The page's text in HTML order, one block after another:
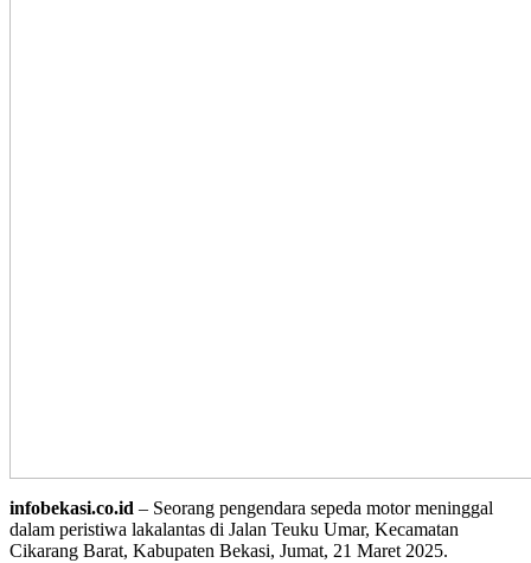
infobekasi.co.id – Seorang pengendara sepeda motor meninggal
dalam peristiwa lakalantas di Jalan Teuku Umar, Kecamatan
Cikarang Barat, Kabupaten Bekasi, Jumat, 21 Maret 2025.